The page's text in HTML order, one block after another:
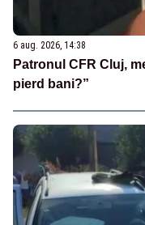
6 aug. 2026, 14:38
Patronul CFR Cluj,
pierd bani?”